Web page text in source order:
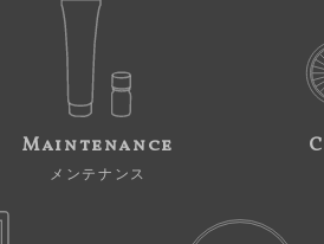
Maintenance
メンテナンス